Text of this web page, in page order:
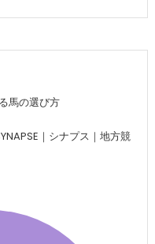
馬の選び方
｜シナプス｜地方競